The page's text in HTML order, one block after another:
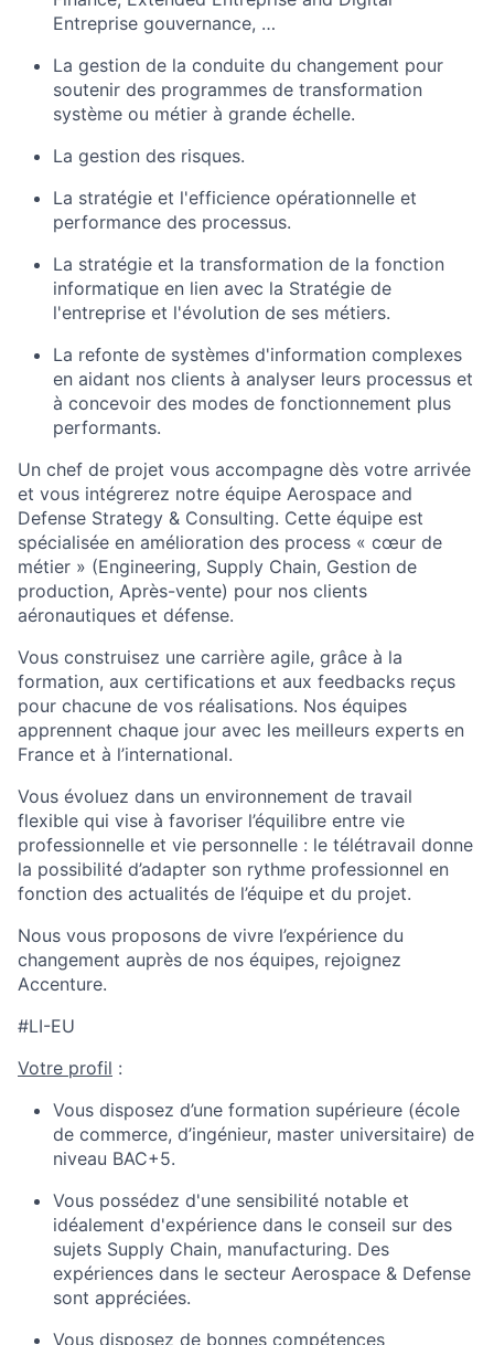
Entreprise gouvernance, …
La gestion de la conduite du changement pour
soutenir des programmes de transformation
système ou métier à grande échelle.
La gestion des risques.
La stratégie et l'efficience opérationnelle et
performance des processus.
La stratégie et la transformation de la fonction
informatique en lien avec la Stratégie de
l'entreprise et l'évolution de ses métiers.
La refonte de systèmes d'information complexes
en aidant nos clients à analyser leurs processus et
à concevoir des modes de fonctionnement plus
performants.
Un chef de projet vous accompagne dès votre arrivée
et vous intégrerez notre équipe Aerospace and
Defense Strategy & Consulting. Cette équipe est
spécialisée en amélioration des process « cœur de
métier » (Engineering, Supply Chain, Gestion de
production, Après-vente) pour nos clients
aéronautiques et défense.
Vous construisez une carrière agile, grâce à la
formation, aux certifications et aux feedbacks reçus
pour chacune de vos réalisations. Nos équipes
apprennent chaque jour avec les meilleurs experts en
France et à l’international.
Vous évoluez dans un environnement de travail
flexible qui vise à favoriser l’équilibre entre vie
professionnelle et vie personnelle : le télétravail donne
la possibilité d’adapter son rythme professionnel en
fonction des actualités de l’équipe et du projet.
Nous vous proposons de vivre l’expérience du
changement auprès de nos équipes, rejoignez
Accenture.
#LI-EU
Votre profil :
Vous disposez d’une formation supérieure (école
de commerce, d’ingénieur, master universitaire) de
niveau BAC+5.
Vous possédez d'une sensibilité notable et
idéalement d'expérience dans le conseil sur des
sujets Supply Chain, manufacturing. Des
expériences dans le secteur Aerospace & Defense
sont appréciées.
Vous disposez de bonnes compétences